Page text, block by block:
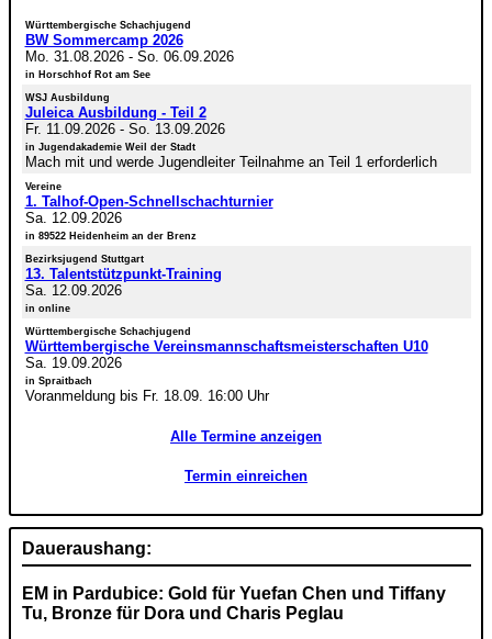
Württembergische Schachjugend
BW Sommercamp 2026
Mo. 31.08.2026- So. 06.09.2026
in Horschhof Rot am See
WSJ Ausbildung
Juleica Ausbildung - Teil 2
Fr. 11.09.2026- So. 13.09.2026
in Jugendakademie Weil der Stadt
Mach mit und werde Jugendleiter Teilnahme an Teil 1 erforderlich
Vereine
1. Talhof-Open-Schnellschachturnier
Sa. 12.09.2026
in 89522 Heidenheim an der Brenz
Bezirksjugend Stuttgart
13. Talentstützpunkt-Training
Sa. 12.09.2026
in online
Württembergische Schachjugend
Württembergische Vereinsmannschaftsmeisterschaften U10
Sa. 19.09.2026
in Spraitbach
Voranmeldung bis Fr. 18.09. 16:00 Uhr
Alle Termine anzeigen
Termin einreichen
Daueraushang:
EM in Pardubice: Gold für Yuefan Chen und Tiffany
Tu, Bronze für Dora und Charis Peglau